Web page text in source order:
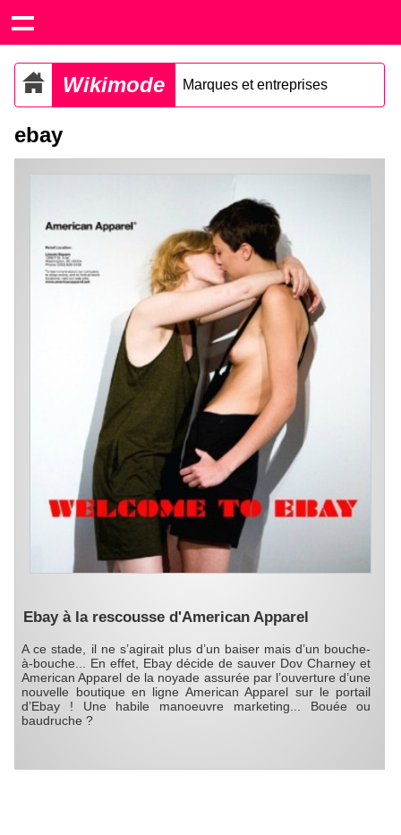
Wikimode Marques et entreprises
ebay
Ebay à la rescousse d'American Apparel
A ce stade, il ne s’agirait plus d’un baiser mais d’un bouche-
à-bouche... En effet, Ebay décide de sauver Dov Charney et
American Apparel de la noyade assurée par l’ouverture d’une
nouvelle boutique en ligne American Apparel sur le portail
d’Ebay ! Une habile manoeuvre marketing... Bouée ou
baudruche ?